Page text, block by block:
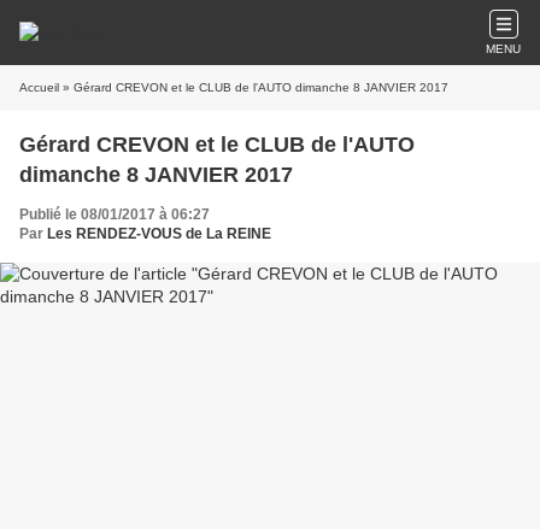
MENU
Accueil » Gérard CREVON et le CLUB de l'AUTO dimanche 8 JANVIER 2017
Gérard CREVON et le CLUB de l'AUTO
dimanche 8 JANVIER 2017
Publié le 08/01/2017 à 06:27
Par Les RENDEZ-VOUS de La REINE